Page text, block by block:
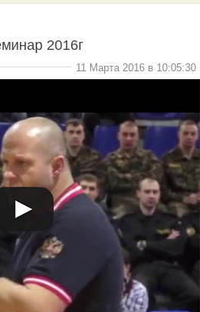
2016г
11 Марта 2016 в 10:05:30